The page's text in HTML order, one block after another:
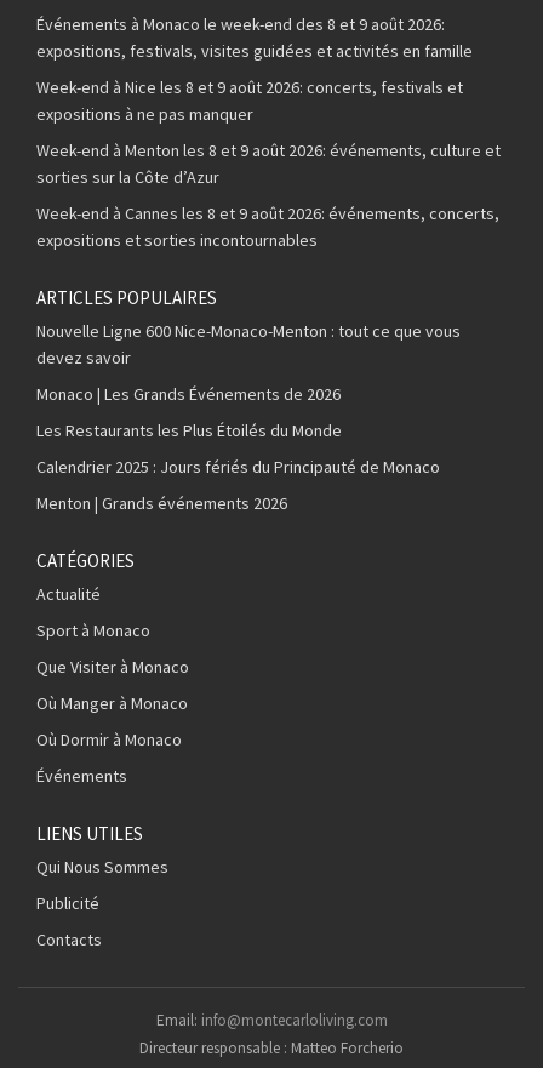
Événements à Monaco le week-end des 8 et 9 août 2026:
expositions, festivals, visites guidées et activités en famille
Week-end à Nice les 8 et 9 août 2026: concerts, festivals et
expositions à ne pas manquer
Week-end à Menton les 8 et 9 août 2026: événements, culture et
sorties sur la Côte d’Azur
Week-end à Cannes les 8 et 9 août 2026: événements, concerts,
expositions et sorties incontournables
ARTICLES POPULAIRES
Nouvelle Ligne 600 Nice-Monaco-Menton : tout ce que vous
devez savoir
Monaco | Les Grands Événements de 2026
Les Restaurants les Plus Étoilés du Monde
Calendrier 2025 : Jours fériés du Principauté de Monaco
Menton | Grands événements 2026
CATÉGORIES
Actualité
Sport à Monaco
Que Visiter à Monaco
Où Manger à Monaco
Où Dormir à Monaco
Événements
LIENS UTILES
Qui Nous Sommes
Publicité
Contacts
Email: info@montecarloliving.com
Directeur responsable : Matteo Forcherio